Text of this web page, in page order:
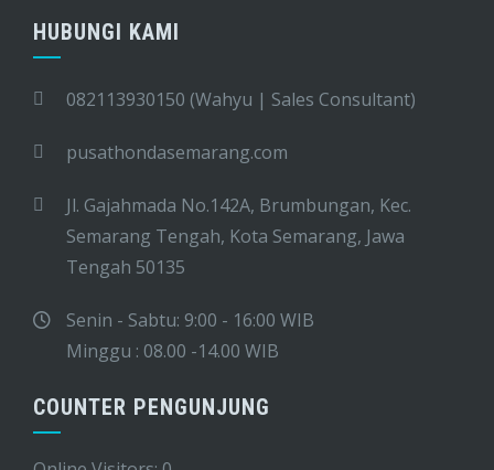
HUBUNGI KAMI
082113930150 (Wahyu | Sales Consultant)
pusathondasemarang.com
Jl. Gajahmada No.142A, Brumbungan, Kec.
Semarang Tengah, Kota Semarang, Jawa
Tengah 50135
Senin - Sabtu: 9:00 - 16:00 WIB
Minggu : 08.00 -14.00 WIB
COUNTER PENGUNJUNG